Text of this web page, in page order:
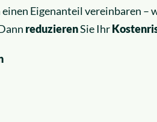
Eigenanteil vereinbaren
reduzierenSie Ihr